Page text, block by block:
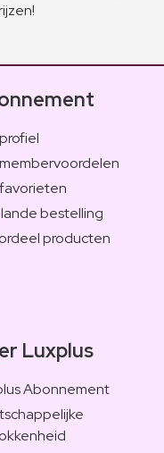
bestelling
producten
Luxplus
Abonnement